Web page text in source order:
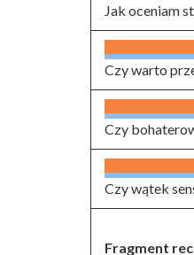
Jak oceniam
Czy warto
Czy
Czy wątek
Fragment